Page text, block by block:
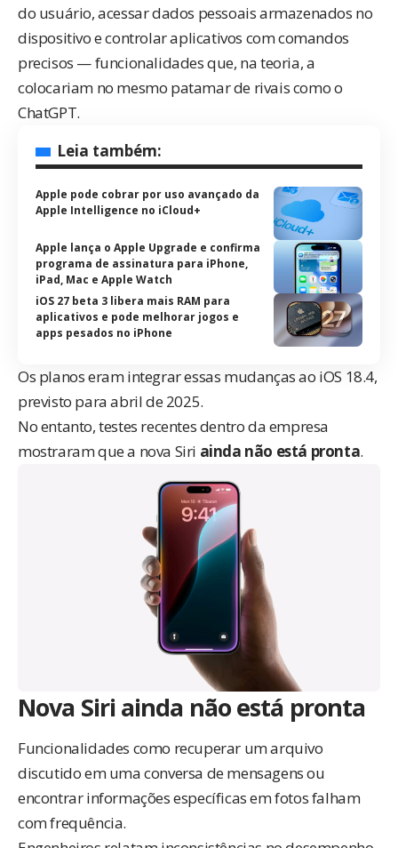
do usuário, acessar dados pessoais armazenados no
dispositivo e controlar aplicativos com comandos
precisos — funcionalidades que, na teoria, a
colocariam no mesmo patamar de rivais como o
ChatGPT.
Leia também:
Apple pode cobrar por uso avançado da
Apple Intelligence no iCloud+
Apple lança o Apple Upgrade e confirma
programa de assinatura para iPhone,
iPad, Mac e Apple Watch
iOS 27 beta 3 libera mais RAM para
aplicativos e pode melhorar jogos e
apps pesados no iPhone
Os planos eram integrar essas mudanças ao iOS 18.4,
previsto para abril de 2025.
No entanto, testes recentes dentro da empresa
mostraram que a nova Siri ainda não está pronta.
Nova Siri ainda não está pronta
Funcionalidades como recuperar um arquivo
discutido em uma conversa de mensagens ou
encontrar informações específicas em fotos falham
com frequência.